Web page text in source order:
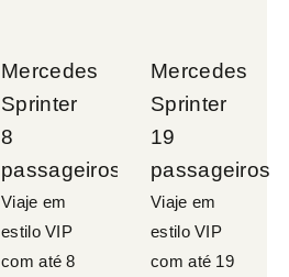
Mercedes
Sprinter
8
passageiros
Viaje em
estilo VIP
com até 8
Mercedes
Sprinter
19
passageiros
Viaje em
estilo VIP
com até 19